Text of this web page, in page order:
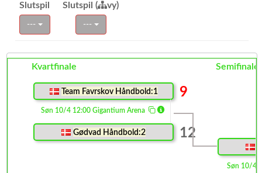
Slutspil Slutspil ( vy)
--- ---
Kvartfinale Semifinale
Team Favrskov Håndbold:1 9
Søn 10/4 12:00 Gigantium Arena
Gødvad Håndbold:2 12
Søn 10/4